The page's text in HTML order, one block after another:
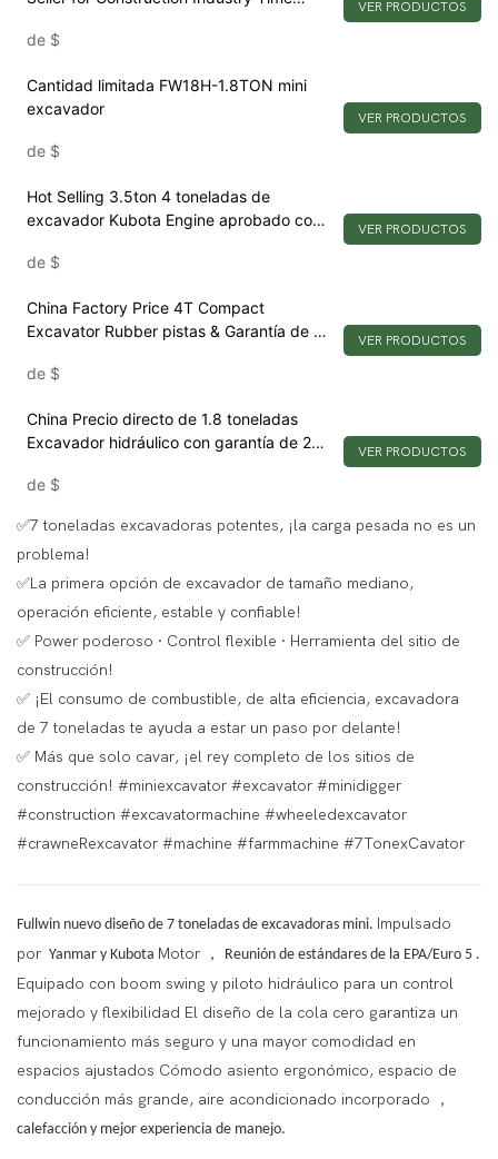
de $
VER PRODUCTOS
Cantidad limitada FW18H-1.8TON mini
excavador
de $
VER PRODUCTOS
Hot Selling 3.5ton 4 toneladas de
excavador Kubota Engine aprobado con
de $
VER PRODUCTOS
China Factory Price 4T Compact
Excavator Rubber pistas & Garantía de 2
de $
VER PRODUCTOS
China Precio directo de 1.8 toneladas
Excavador hidráulico con garantía de 2
de $
VER PRODUCTOS
✅7 toneladas excavadoras potentes, ¡la carga pesada no es un
problema!
✅La primera opción de excavador de tamaño mediano,
operación eficiente, estable y confiable!
✅ Power poderoso · Control flexible · Herramienta del sitio de
construcción!
✅ ¡El consumo de combustible, de alta eficiencia, excavadora
de 7 toneladas te ayuda a estar un paso por delante!
✅ Más que solo cavar, ¡el rey completo de los sitios de
construcción! #miniexcavator #excavator #minidigger
#construction #excavatormachine #wheeledexcavator
#crawneRexcavator #machine #farmmachine #7TonexCavator
Fullwin nuevo diseño de 7 toneladas de excavadoras mini. Impulsado
por Yanmar y Kubota Motor ， Reunión de estándares de la EPA/Euro 5 .
Equipado con boom swing y piloto hidráulico para un control
mejorado y flexibilidad El diseño de la cola cero garantiza un
funcionamiento más seguro y una mayor comodidad en
espacios ajustados Cómodo asiento ergonómico, espacio de
conducción más grande, aire acondicionado incorporado
，
calefacción y mejor experiencia de manejo.